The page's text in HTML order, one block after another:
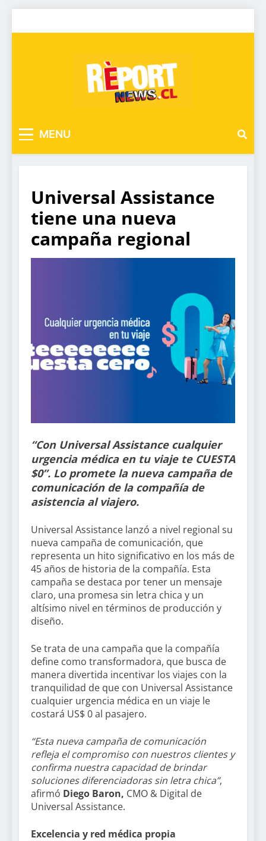
MENU
Universal Assistance
tiene una nueva
campaña regional
“Con Universal Assistance cualquier
urgencia médica en tu viaje te CUESTA
$0”. Lo promete la nueva campaña de
comunicación de la compañía de
asistencia al viajero.
Universal Assistance lanzó a nivel regional su
nueva campaña de comunicación, que
representa un hito significativo en los más de
45 años de historia de la compañía. Esta
campaña se destaca por tener un mensaje
claro, una promesa sin letra chica y un
altísimo nivel en términos de producción y
diseño.
Se trata de una campaña que la compañía
define como transformadora, que busca de
manera divertida incentivar los viajes con la
tranquilidad de que con Universal Assistance
cualquier urgencia médica en un viaje le
costará US$ 0 al pasajero.
“Esta nueva campaña de comunicación
refleja el compromiso con nuestros clientes y
confirma nuestra capacidad de brindar
soluciones diferenciadoras sin letra chica”,
afirmó Diego Baron, CMO & Digital de
Universal Assistance.
Excelencia y red médica propia